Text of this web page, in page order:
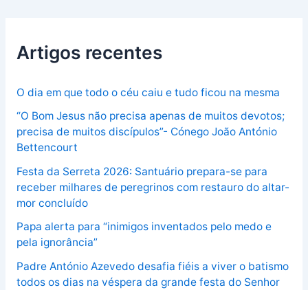
Artigos recentes
O dia em que todo o céu caiu e tudo ficou na mesma
“O Bom Jesus não precisa apenas de muitos devotos;
precisa de muitos discípulos”- Cónego João António
Bettencourt
Festa da Serreta 2026: Santuário prepara-se para
receber milhares de peregrinos com restauro do altar-
mor concluído
Papa alerta para “inimigos inventados pelo medo e
pela ignorância”
Padre António Azevedo desafia fiéis a viver o batismo
todos os dias na véspera da grande festa do Senhor